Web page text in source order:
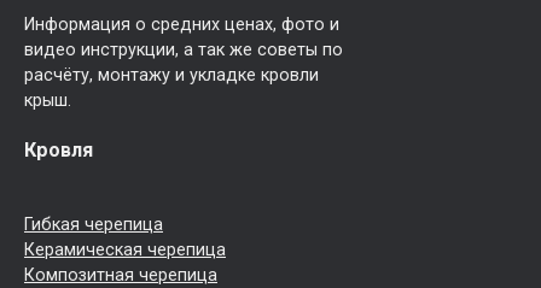
Информация о средних ценах, фото и
видео инструкции, а так же советы по
расчёту, монтажу и укладке кровли
крыш.
Кровля
Гибкая черепица
Керамическая черепица
Композитная черепица